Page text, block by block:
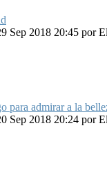
Sep 2018 20:45 por
para admirar a la
Sep 2018 20:24 por